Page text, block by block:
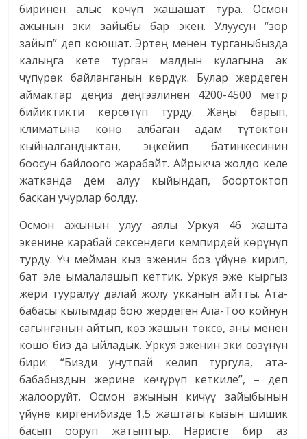
биринен алыс көчүп жашашат тура. Осмон
ажынын эки зайыбы бар экен. Улуусун “зор
зайып” деп коюшат. Эртең менен турганыбызда
калыңга кете турган малдын кулагына ак
чүпүрөк байланганын көрдүк. Булар жердеген
аймактар деңиз деңгээлинен 4200-4500 метр
бийиктикти көрсөтүп турду. Жаңы барып,
климатына көнө албаган адам түтөктөн
кыйналгандыктан, эңкейип батинкесинин
боосун байлоого жарабайт. Айрыкча жолдо келе
жатканда дем алуу кыйындап, боортоктоп
баскан учурлар болду.
Осмон ажынын улуу аялы Уркуя 46 жашта
экенине карабай сексендеги кемпирдей көрүнүп
турду. Үч мейман кыз эженин боз үйүнө кирип,
бат эле ымалалашып кеттик. Уркуя эже кыргыз
жери тууралуу далай жолу укканын айтты. Ата-
бабасы кылымдар бою жердеген Ала-Тоо койнун
сагынганын айтып, көз жашын төксө, аны менен
кошо биз да ыйладык. Уркуя эженин эки сөзүнүн
бири: “Бизди унутпай келип тургула, ата-
бабабыздын жерине көчүрүп кеткиле”, – деп
жалооруйт. Осмон ажынын кичүү зайыбынын
үйүнө киргенибизде 1,5 жаштагы кызын шишик
басып ооруп жатыптыр. Наристе бир аз